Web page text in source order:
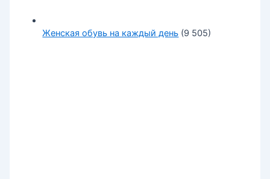
Женская обувь на каждый день (9 505)